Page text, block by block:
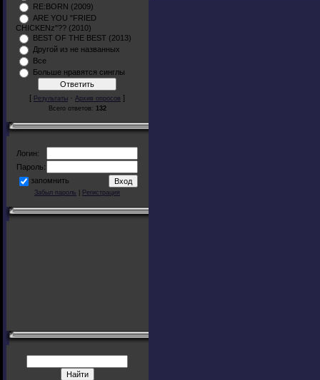
RE:BORN (2009)
ARE YOU "FRIED
CHICKENz"?? (2010)
BEST OF THE BEST (2013)
Другой из не названных
Все
Больше нравятся синглы
[ Результаты · Архив опросов ]
Всего ответов: 132
Логин:
Пароль:
запомнить
Забыл пароль Регистрация